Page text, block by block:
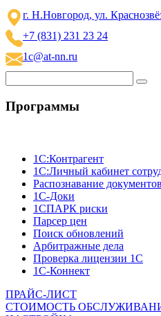
г. Н.Новгород, ул.
+7 (831) 231 23 24
1c@at-nn.ru
Программы
1C:Контрагент
1С:Личный кабинет
Распознавание
1С-Доки
1CПАРК риски
Парсер цен
Поиск обновлений
Арбитражные дела
Проверка лицензии 1С
1С-Коннект
ПРАЙС-ЛИСТ
СТОИМОСТЬ